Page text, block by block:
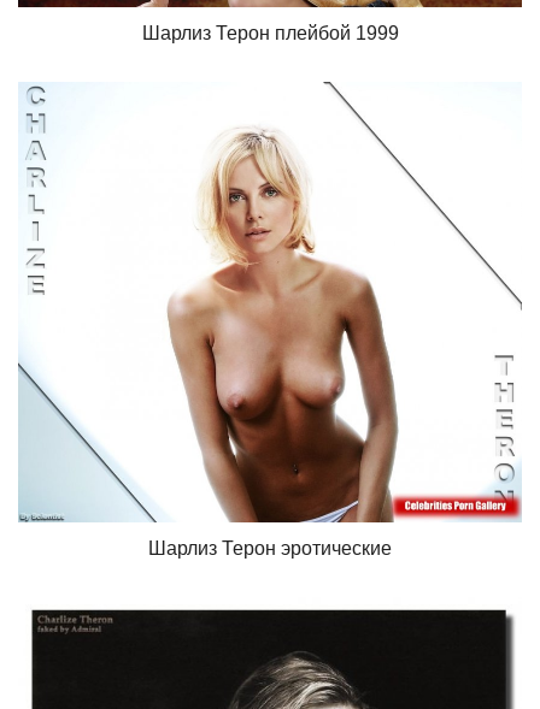
Шарлиз Терон плейбой 1999
Шарлиз Терон эротические